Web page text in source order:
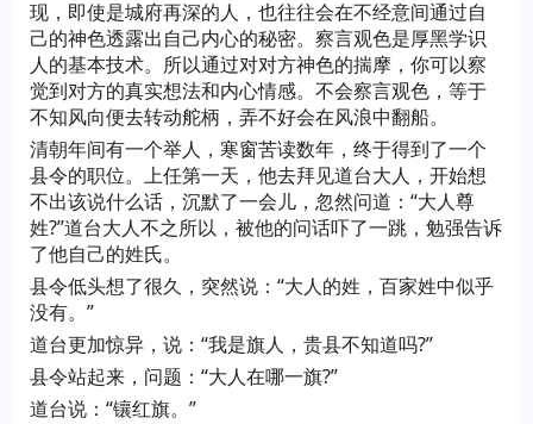
现，即使是城府再深的人，也往往会在不经意间通过自
己的神色透露出自己内心的秘密。察言观色是厚黑学识
人的基本技术。所以通过对对方神色的揣摩，你可以察
觉到对方的真实想法和内心情感。不会察言观色，等于
不知风向便去转动舵柄，弄不好会在风浪中翻船。
清朝年间有一个举人，寒窗苦读数年，终于得到了一个
县令的职位。上任第一天，他去拜见道台大人，开始想
不出该说什么话，沉默了一会儿，忽然问道：“大人尊
姓?”道台大人不之所以，被他的问话吓了一跳，勉强告诉
了他自己的姓氏。
县令低头想了很久，突然说：“大人的姓，百家姓中似乎
没有。”
道台更加惊异，说：“我是旗人，贵县不知道吗?”
县令站起来，问题：“大人在哪一旗?”
道台说：“镶红旗。”